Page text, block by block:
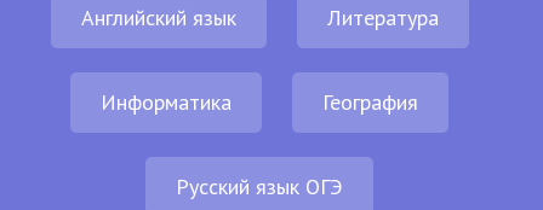
Английский язык Литература
Информатика География
Русский язык ОГЭ